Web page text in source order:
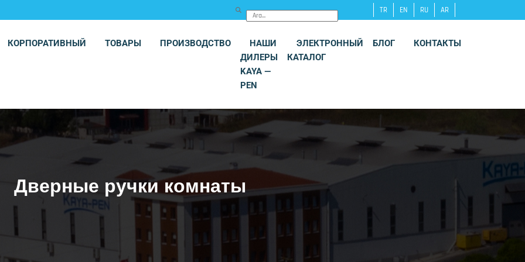
TR EN RU AR
КОРПОРАТИВНЫЙ ТОВАРЫ ПРОИЗВОДСТВО
НАШИ
ДИЛЕРЫ
KAYA —
PEN
ЭЛЕКТРОННЫЙ
КАТАЛОГ
БЛОГ КОНТАКТЫ
Дверные ручки комнаты